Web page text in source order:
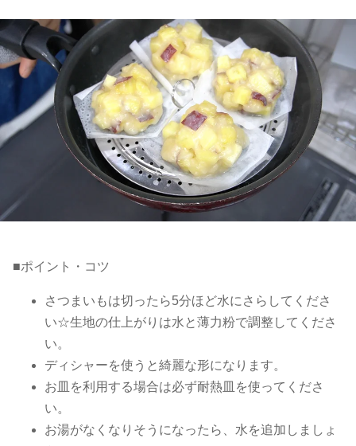
■ポイント・コツ
さつまいもは切ったら5分ほど水にさらしてくださ
い☆生地の仕上がりは水と薄力粉で調整してくださ
い。
ディシャーを使うと綺麗な形になります。
お皿を利用する場合は必ず耐熱皿を使ってくださ
い。
お湯がなくなりそうになったら、水を追加しましょ